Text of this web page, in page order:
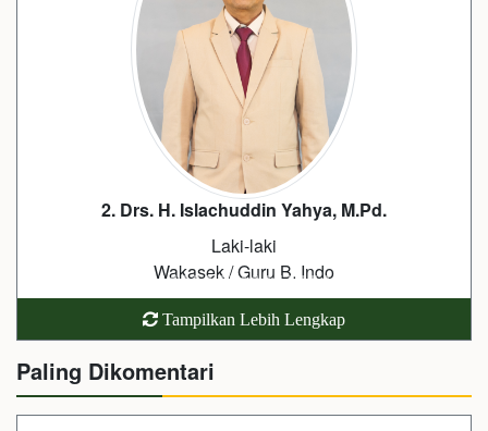
3. Yuli Mulyaningtias, S.Pd.
Perempuan
Kepala Lab. IPA / Guru IPA
Tampilkan Lebih Lengkap
Paling Dikomentari